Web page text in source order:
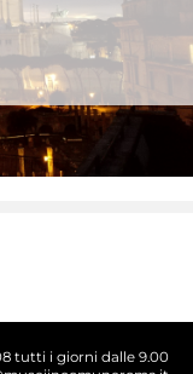
tutti i giorni dalle 9.00